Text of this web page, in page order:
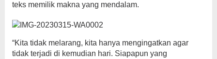
teks memilik makna yang mendalam.
“Kita tidak melarang, kita hanya mengingatkan agar
tidak terjadi di kemudian hari. Siapapun yang